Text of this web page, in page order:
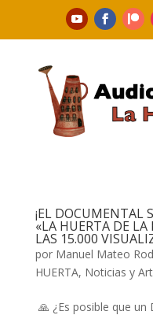
¡EL DOCUMENTAL
«LA HUERTA DE LA
LAS 15.000
por Manuel Mateo
HUERTA, Noticias y
🙏 ¿Es posible que